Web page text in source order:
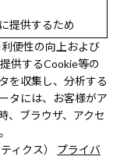
提供するため
便性の向上および
供するCookie等の
を収集し、分析する
タには、お客様がア
、ブラウザ、アクセ
ィクス） プライバ